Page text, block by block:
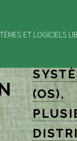
ET LOGICIELS
ON
(OS),